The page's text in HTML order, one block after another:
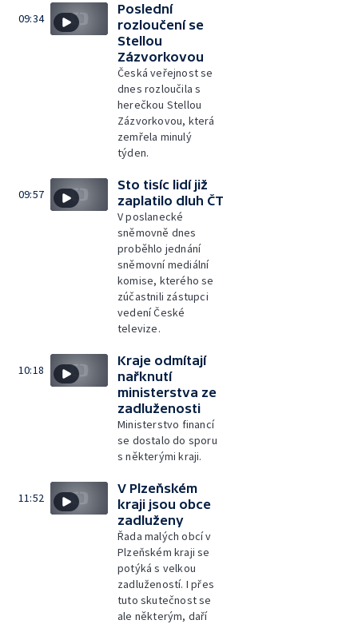
09:34
Poslední
rozloučení se
Stellou
Zázvorkovou
Česká veřejnost se
dnes rozloučila s
herečkou Stellou
Zázvorkovou, která
zemřela minulý
týden.
09:57
Sto tisíc lidí již
zaplatilo dluh ČT
V poslanecké
sněmovně dnes
proběhlo jednání
sněmovní mediální
komise, kterého se
zúčastnili zástupci
vedení České
televize.
10:18
Kraje odmítají
nařknutí
ministerstva ze
zadluženosti
Ministerstvo financí
se dostalo do sporu
s některými kraji.
11:52
V Plzeňském
kraji jsou obce
zadluženy
Řada malých obcí v
Plzeňském kraji se
potýká s velkou
zadlužeností. I přes
tuto skutečnost se
ale některým, daří